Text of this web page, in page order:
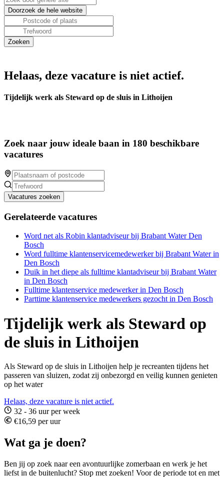
Helaas, deze vacature is niet actief.
Tijdelijk werk als Steward op de sluis in Lithoijen
Zoek naar jouw ideale baan in 180 beschikbare
vacatures
Vacatures zoeken
Gerelateerde vacatures
Word net als Robin klantadviseur bij Brabant Water Den
Bosch
Word fulltime klantenservicemedewerker bij Brabant Water in
Den Bosch
Duik in het diepe als fulltime klantadviseur bij Brabant Water
in Den Bosch
Fulltime klantenservice medewerker in Den Bosch
Parttime klantenservice medewerkers gezocht in Den Bosch
Tijdelijk werk als Steward op
de sluis in Lithoijen
Als Steward op de sluis in Lithoijen help je recreanten tijdens het
passeren van sluizen, zodat zij onbezorgd en veilig kunnen genieten
op het water
Helaas, deze vacature is niet actief.
32 - 36 uur per week
€16,59 per uur
Wat ga je doen?
Ben jij op zoek naar een avontuurlijke zomerbaan en werk je het
liefst in de buitenlucht? Stop met zoeken! Voor de periode tot en met